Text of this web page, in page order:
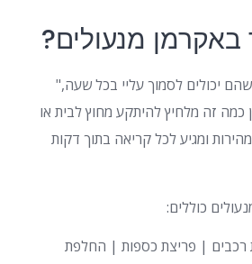
מנעולים?
יכולים לסמוך עליי בכל שעה,"
כמה זה מלחיץ להיתקע מחוץ לבית או
ומגיע לכל קריאה בתוך דקות
כוללים:
רכבים | פריצת כספות | החלפת